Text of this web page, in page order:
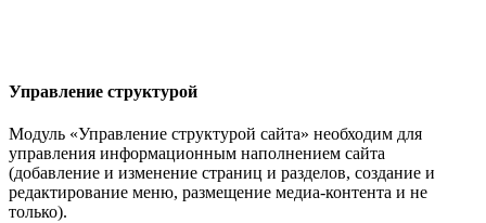
Управление структурой
Модуль «Управление структурой сайта» необходим для
управления информационным наполнением сайта
(добавление и изменение страниц и разделов, создание и
редактирование меню, размещение медиа-контента и не
только).